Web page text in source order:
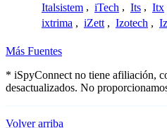
Italsistem , iTech , Its , Itx
ixtrima , iZett , Izotech ,
Más Fuentes
* iSpyConnect no tiene afiliación,
desactualizados. No
Volver arriba